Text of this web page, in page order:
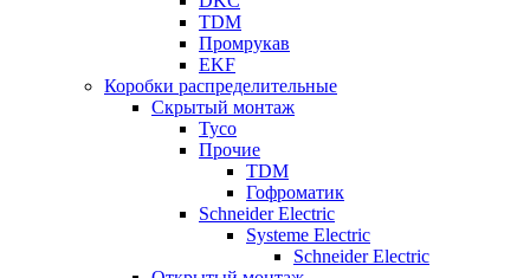
TDM
Промрукав
EKF
Коробки распределительные
Скрытый монтаж
Tyco
Прочие
TDM
Гофроматик
Schneider Electric
Systeme Electric
Schneider Electric